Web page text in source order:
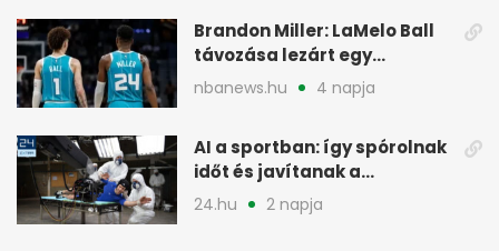
Brandon Miller: LaMelo Ball
távozása lezárt egy
korszakot a Hornetsnél
nbanews.hu 4 napja
AI a sportban: így spórolnak
időt és javítanak a
teljesítményen
24.hu 2 napja